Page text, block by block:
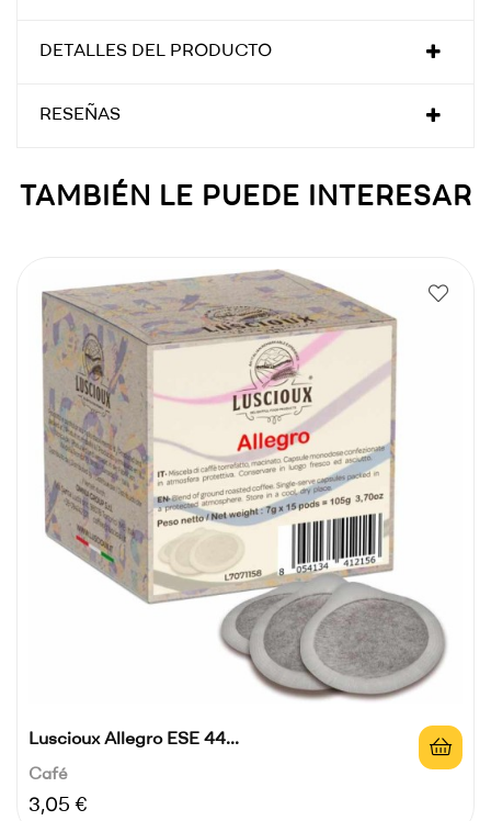
DETALLES DEL PRODUCTO
RESEÑAS
TAMBIÉN LE PUEDE INTERESAR
Luscioux Allegro ESE 44...
Café
Precio
3,05 €